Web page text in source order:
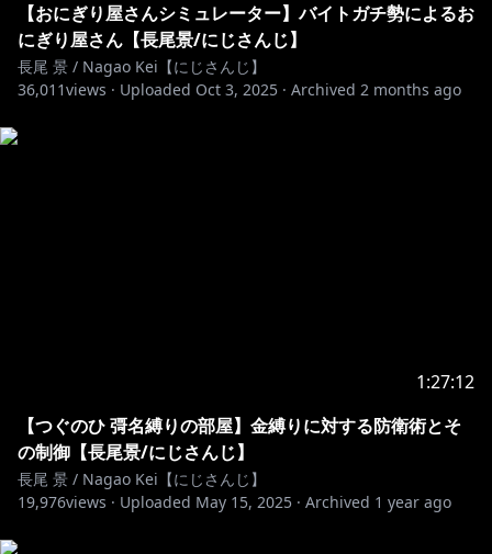
【にじさんじ公式 X：旧Twitter】
@nijisanji_app
【おにぎり屋さんシミュレーター】バイトガチ勢によるお
にぎり屋さん【長尾景/にじさんじ】
長尾 景 / Nagao Kei【にじさんじ】
36,011views · Uploaded Oct 3, 2025 · Archived 2 months ago
1:27:12
【つぐのひ 彁名縛りの部屋】金縛りに対する防衛術とそ
の制御【長尾景/にじさんじ】
長尾 景 / Nagao Kei【にじさんじ】
19,976views · Uploaded May 15, 2025 · Archived 1 year ago